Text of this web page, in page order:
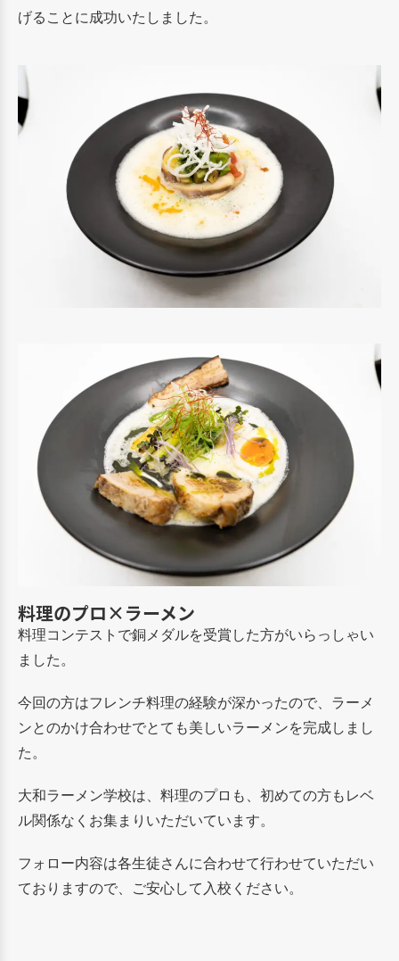
げることに成功いたしました。
料理のプロ×ラーメン
料理コンテストで銅メダルを受賞した方がいらっしゃい
ました。
今回の方はフレンチ料理の経験が深かったので、ラーメ
ンとのかけ合わせでとても美しいラーメンを完成しまし
た。
大和ラーメン学校は、料理のプロも、初めての方もレベ
ル関係なくお集まりいただいています。
フォロー内容は各生徒さんに合わせて行わせていただい
ておりますので、ご安心して入校ください。